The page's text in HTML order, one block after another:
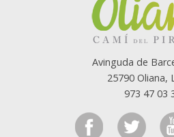
Avinguda de
25790 Oliana,
973 47 03